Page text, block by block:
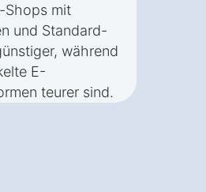
Shops mit
und Standard-
während
E-
teurer sind.